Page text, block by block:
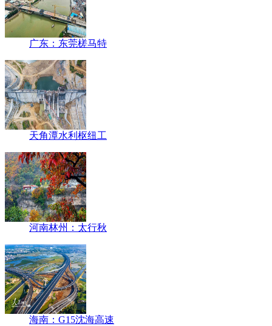
广东：东莞槎马特
天角潭水利枢纽工
河南林州：太行秋
海南：G15沈海高速